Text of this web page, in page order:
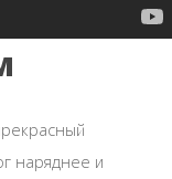
наряднее и